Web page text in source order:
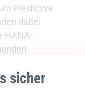
sicher
Predictive
dabei
HANA-